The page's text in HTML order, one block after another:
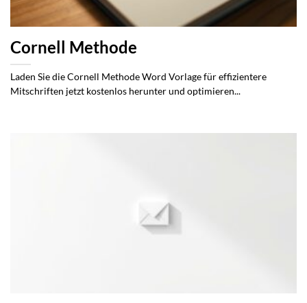
Cornell Methode
Laden Sie die Cornell Methode Word Vorlage für effizientere
Mitschriften jetzt kostenlos herunter und optimieren...